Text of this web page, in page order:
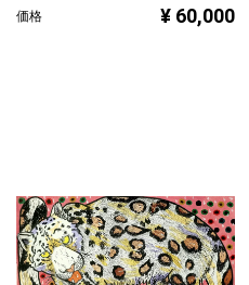
価格
¥ 60,000